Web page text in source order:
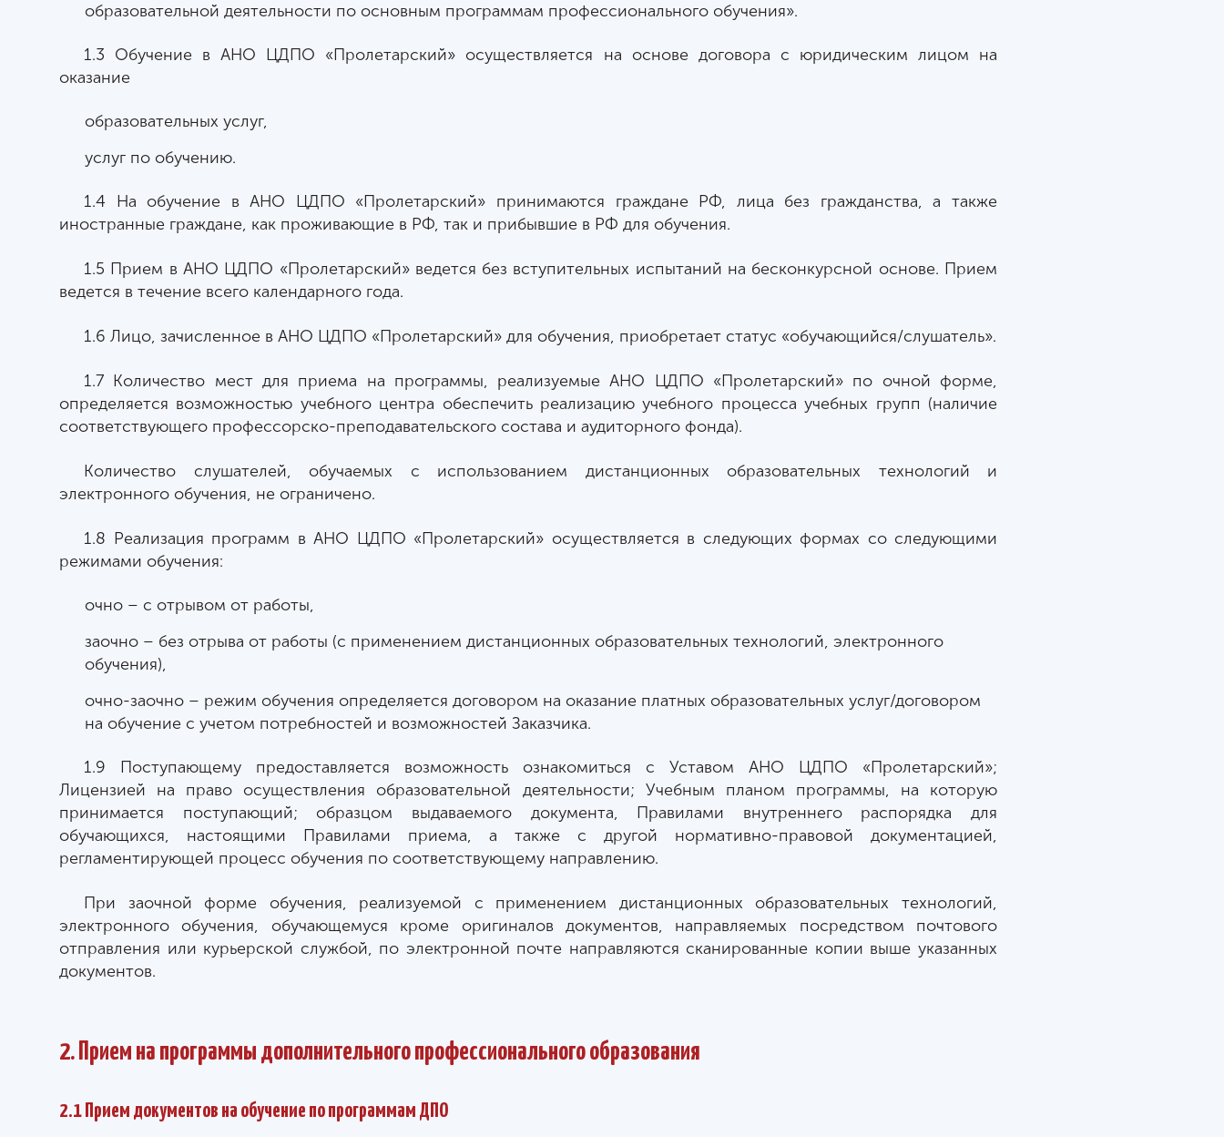
образовательной деятельности по основным программам профессионального обучения».
1.3 Обучение в АНО ЦДПО «Пролетарский» осуществляется на основе договора с юридическим лицом на
оказание
образовательных услуг,
услуг по обучению.
1.4 На обучение в АНО ЦДПО «Пролетарский» принимаются граждане РФ, лица без гражданства, а также
иностранные граждане, как проживающие в РФ, так и прибывшие в РФ для обучения.
1.5 Прием в АНО ЦДПО «Пролетарский» ведется без вступительных испытаний на бесконкурсной основе. Прием
ведется в течение всего календарного года.
1.6 Лицо, зачисленное в АНО ЦДПО «Пролетарский» для обучения, приобретает статус «обучающийся/слушатель».
1.7 Количество мест для приема на программы, реализуемые АНО ЦДПО «Пролетарский» по очной форме,
определяется возможностью учебного центра обеспечить реализацию учебного процесса учебных групп (наличие
соответствующего профессорско-преподавательского состава и аудиторного фонда).
Количество слушателей, обучаемых с использованием дистанционных образовательных технологий и
электронного обучения, не ограничено.
1.8 Реализация программ в АНО ЦДПО «Пролетарский» осуществляется в следующих формах со следующими
режимами обучения:
очно – с отрывом от работы,
заочно – без отрыва от работы (с применением дистанционных образовательных технологий, электронного
обучения),
очно-заочно – режим обучения определяется договором на оказание платных образовательных услуг/договором
на обучение с учетом потребностей и возможностей Заказчика.
1.9 Поступающему предоставляется возможность ознакомиться с Уставом АНО ЦДПО «Пролетарский»;
Лицензией на право осуществления образовательной деятельности; Учебным планом программы, на которую
принимается поступающий; образцом выдаваемого документа, Правилами внутреннего распорядка для
обучающихся, настоящими Правилами приема, а также с другой нормативно-правовой документацией,
регламентирующей процесс обучения по соответствующему направлению.
При заочной форме обучения, реализуемой с применением дистанционных образовательных технологий,
электронного обучения, обучающемуся кроме оригиналов документов, направляемых посредством почтового
отправления или курьерской службой, по электронной почте направляются сканированные копии выше указанных
документов.
2. Прием на программы дополнительного профессионального образования
2.1 Прием документов на обучение по программам ДПО